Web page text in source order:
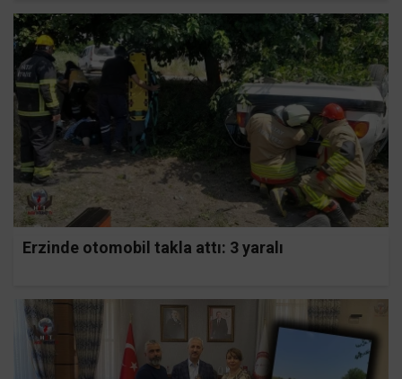
Erzinde otomobil takla attı: 3 yaralı